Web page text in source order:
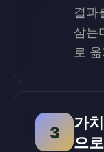
결과
삼는
로
3
가
으